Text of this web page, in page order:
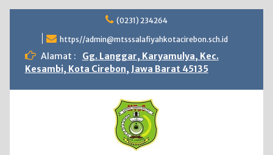
content
(0231) 234264
https//admin@mtsssalafiyahkotacirebon.sch.id
Alamat :
Gg. Langgar, Karyamulya, Kec.
Kesambi, Kota Cirebon, Jawa Barat 45135